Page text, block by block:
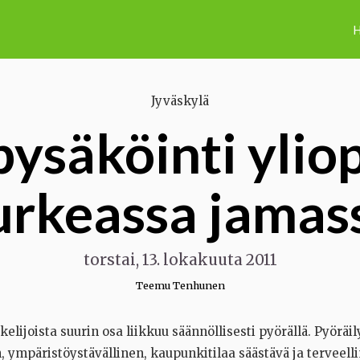
Jyväskylä
torstai, 13. lokakuuta 2011
Teemu Tenhunen
suurin osa liikkuu säännöllisesti pyörällä.
ympäristöystävällinen, kaupunkitilaa säästävä ja